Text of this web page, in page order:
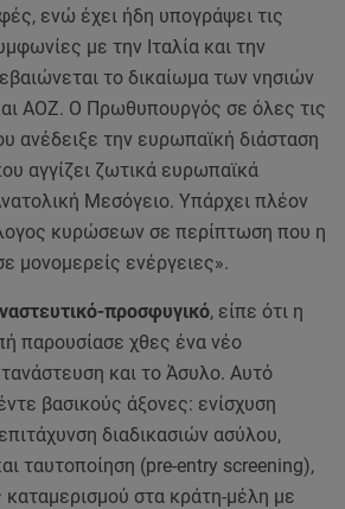
ενώ έχει ήδη υπογράψει τις
με την Ιταλία και την
το δικαίωμα των νησιών
ΑΟΖ. Ο Πρωθυπουργός σε όλες τις
ανέδειξε την ευρωπαϊκή διάσταση
αγγίζει ζωτικά ευρωπαϊκά
Μεσόγειο. Υπάρχει πλέον
κυρώσεων σε περίπτωση που η
μονομερείς ενέργειες».
προσφυγικό, είπε ότι η
παρουσίασε χθες ένα νέο
και το Άσυλο. Αυτό
βασικούς άξονες: ενίσχυση
διαδικασιών ασύλου,
ταυτοποίηση (pre-entry screening),
καταμερισμού στα κράτη-μέλη με